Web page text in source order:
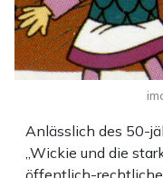
Anlässlich des 50-
„Wickie und die